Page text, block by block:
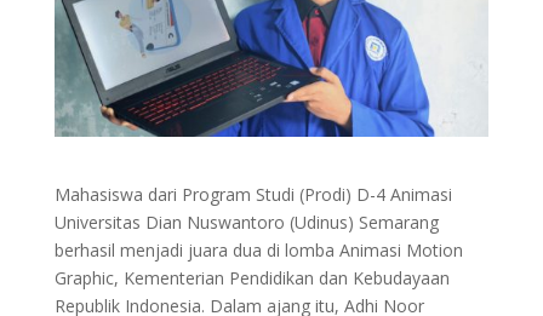
Mahasiswa dari Program Studi (Prodi) D-4 Animasi
Universitas Dian Nuswantoro (Udinus) Semarang
berhasil menjadi juara dua di lomba Animasi Motion
Graphic, Kementerian Pendidikan dan Kebudayaan
Republik Indonesia. Dalam ajang itu, Adhi Noor